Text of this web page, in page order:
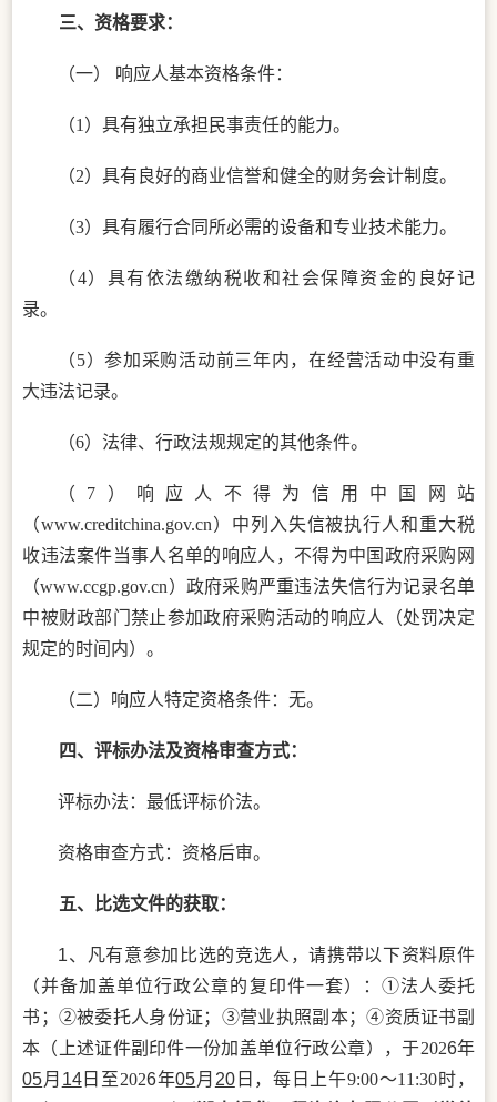
三、资格要求：
（一） 响应人基本资格条件：
（1）具有独立承担民事责任的能力。
（2）具有良好的商业信誉和健全的财务会计制度。
（3）具有履行合同所必需的设备和专业技术能力。
（4） 具有依法缴纳税收和社会保障资金的良好记
录。
（5）参加采购活动前三年内，在经营活动中没有重
大违法记录。
（6）法律、行政法规规定的其他条件。
（ 7）响应人不得为信用中国网站
（www.creditchina.gov.cn）中列入失信被执行人和重大税
收违法案件当事人名单的响应人，不得为中国政府采购网
（www.ccgp.gov.cn）政府采购严重违法失信行为记录名单
中被财政部门禁止参加政府采购活动的响应人（处罚决定
规定的时间内）。
（二）响应人特定资格条件：无。
四、评标办法及资格审查方式：
评标办法：最低评标价法。
资格审查方式：资格后审。
五、比选文件的获取：
1、
凡有意参加比选的竞选人，请携带以下资料原件
（并备加盖单位行政公章的复印件一套）： ①法人委托
书；②被委托人身份证；③营业执照副本；④资质证书副
本（上述证件副印件一份加盖单位行政公章），于2026年
05月 14日至2026年05月 20日，每日上午9:00～11:30时，